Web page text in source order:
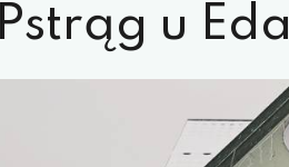
Pstrąg u